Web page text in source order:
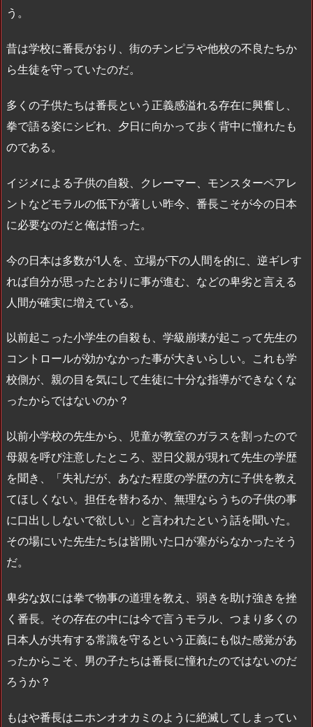
う。
昔は学校に番長がおり、街のチンピラや他校の不良たちか
ら生徒を守っていたのだ。
多くの子供たちは番長という正義感溢れる存在に興奮し、
拳で語る姿にシビれ、夕日に向かって歩く背中に憧れたも
のである。
イジメによる子供の自殺、クレーマー、モンスターペアレ
ントなどモラルの低下が著しい昨今、番長こそが今の日本
に必要なのだと俺は悟った。
今の日本は多数が1人を、立場が下の人間を的に、逆ギレす
れば自分が思ったとおりに事が進む、などの卑劣と言える
人間が確実に増えている。
以前起こった小学生の自殺も、学級崩壊が起こって先生の
コントロールが効かなかった事が大きいらしい。これも学
校側が、親の目を気にして生徒に十分な指導ができなくな
ったからではないのか？
以前小学校の先生から、児童が教室のガラスを割ったので
母親を呼び注意したところ、翌日父親が現れて先生の学歴
を聞き、「失礼だが、あなた程度の学歴の方に子供を教え
てほしくない。担任を替わるか、無理ならうちの子供の事
に口出ししないで欲しい」と言われたという話を聞いた。
その場にいた先生たちは皆開いた口が塞がらなかったそう
だ。
卑劣な奴には拳で物事の道理を教え、弱きを助け強きを挫
く番長。その存在の中には今で言うモラル、つまり多くの
日本人が共有する常識を守るという正義にも似た感覚があ
ったからこそ、男の子たちは番長に憧れたのではないのだ
ろうか？
もはや番長はニホンオオカミのように絶滅してしまってい